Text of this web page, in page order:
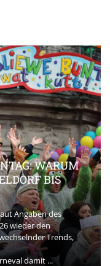
WARUM
BIS
Angaben des
wieder den
Trends,
damit ...